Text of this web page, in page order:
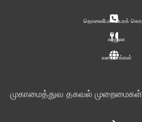
தொலைபேசி விபரக்
சுற்றுலா
வரைபடங்கள்
முகாமைத்துவ தகவல் முறைமைகள்